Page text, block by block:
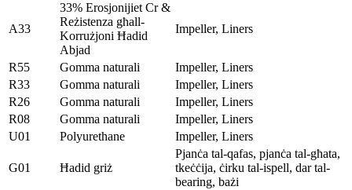
A33
33% Erosjonijiet Cr &
Reżistenza għall-
Korrużjoni Ħadid
Abjad
Impeller, Liners
R55 Gomma naturali
Impeller, Liners
R33
Gomma naturali
Impeller, Liners
R26
Gomma naturali
Impeller, Liners
R08
Gomma naturali
Impeller, Liners
U01
Polyurethane Impeller, Liners
G01 Ħadid griż
Pjanċa tal-qafas, pjanċa tal-għata,
tkeċċija, ċirku tal-ispell, dar tal-
bearing, bażi